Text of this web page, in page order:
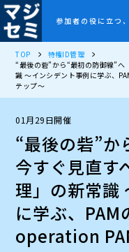
参加者の役に立つ
TOP
特権ID管理
“最後の砦”から“最初の防御線”
識 ～インシデント事例に学ぶ、
テップ～
01月29日開催
“最後の砦”
今すぐ見直す
理」の新常識
に学ぶ、
operation